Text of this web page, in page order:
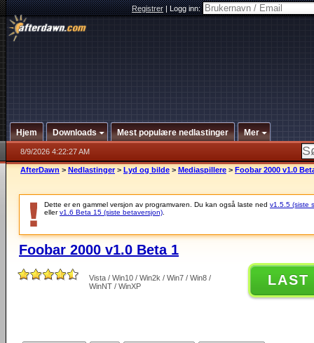
Registrer|Logg inn:
Hjem Downloads Mest populære nedlastinger Mer
8/9/2026 4:22:27 AM
AfterDawn > Nedlastinger > Lyd og bilde > Mediaspillere > Foobar 2000 v1.0
Dette er en gammel versjon av programvaren. Du kan også laste ned v1.5.5 (siste
ellerv1.6 Beta 15 (siste betaversjon)
Foobar 2000 v1.0 Beta 1
Vista / Win10 / Win2k / Win7 / Win8 /
WinNT / WinXP
LAST